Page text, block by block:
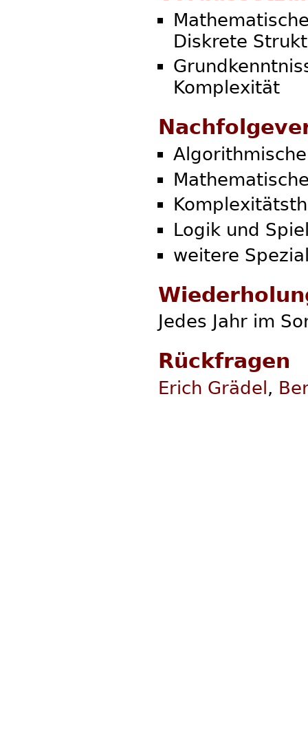
Diskrete
Komplexität
Logik und
weitere
Jedes Jahr im
Rückfragen
Erich Grädel ,